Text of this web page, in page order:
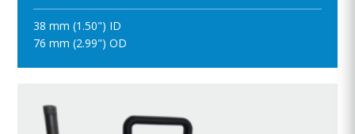
38 mm (1.50") ID
76 mm (2.99") OD
ПОЛОЖИТЪ В КОРЗИНУ